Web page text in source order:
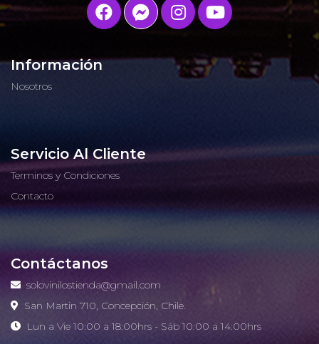
Información
Nosotros
Servicio Al Cliente
Terminos y Condiciones
Contacto
Contáctanos
solovinilostienda@gmail.com
San Martin 710, Concepción, Chile.
Lun a Vie 10:00 a 18:00hrs - Sáb 10:00 a 14:00hrs